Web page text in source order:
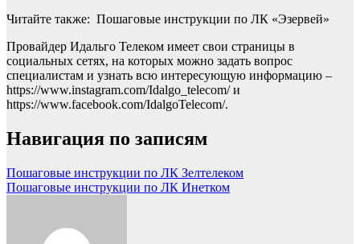
Читайте также: Пошаговые инструкции по ЛК «Эзервей»
Провайдер Идальго Телеком имеет свои страницы в
социальных сетях, на которых можно задать вопрос
специалистам и узнать всю интересующую информацию –
https://www.instagram.com/Idalgo_telecom/ и
https://www.facebook.com/IdalgoTelecom/.
Навигация по записям
Пошаговые инструкции по ЛК Зелтелеком
Пошаговые инструкции по ЛК Инетком